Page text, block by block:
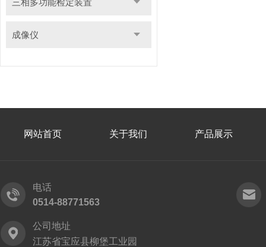
三相多功能检定装置
成像仪
网站首页 关于我们 产品展示
电话
0514-88771563
公司地址
江苏省宝应县柳堡工业园